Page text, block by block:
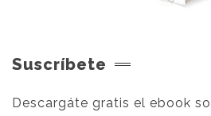
Suscríbete
Descargáte gratis el ebook